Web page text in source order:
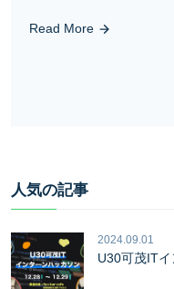
Read More
人気の記事
2024.09.01
U30可茂IT